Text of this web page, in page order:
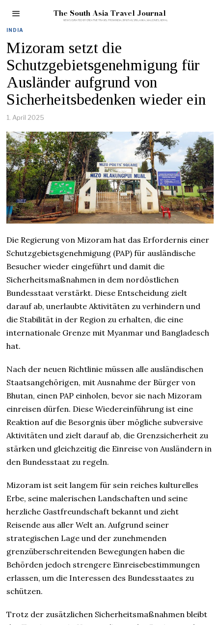
The South Asia Travel Journal
INDIA
Mizoram setzt die
Schutzgebietsgenehmigung für
Ausländer aufgrund von
Sicherheitsbedenken wieder ein
1. April 2025
Die Regierung von Mizoram hat das Erfordernis einer
Schutzgebietsgenehmigung (PAP) für ausländische
Besucher wieder eingeführt und damit die
Sicherheitsmaßnahmen in dem nordöstlichen
Bundesstaat verstärkt. Diese Entscheidung zielt
darauf ab, unerlaubte Aktivitäten zu verhindern und
die Stabilität in der Region zu erhalten, die eine
internationale Grenze mit Myanmar und Bangladesch
hat.
Nach der neuen Richtlinie müssen alle ausländischen
Staatsangehörigen, mit Ausnahme der Bürger von
Bhutan, einen PAP einholen, bevor sie nach Mizoram
einreisen dürfen. Diese Wiedereinführung ist eine
Reaktion auf die Besorgnis über mögliche subversive
Aktivitäten und zielt darauf ab, die Grenzsicherheit zu
stärken und gleichzeitig die Einreise von Ausländern in
den Bundesstaat zu regeln.
Mizoram ist seit langem für sein reiches kulturelles
Erbe, seine malerischen Landschaften und seine
herzliche Gastfreundschaft bekannt und zieht
Reisende aus aller Welt an. Aufgrund seiner
strategischen Lage und der zunehmenden
grenzüberschreitenden Bewegungen haben die
Behörden jedoch strengere Einreisebestimmungen
erlassen, um die Interessen des Bundesstaates zu
schützen.
Trotz der zusätzlichen Sicherheitsmaßnahmen bleibt